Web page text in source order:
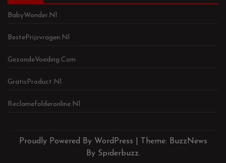
BabyWonder.nl
BestePrijsvragen.nl
GezondeVoeding.com
GratisProduct.nl
Reclamefolderonline.nl
Proudly Powered By WordPress
Theme: BuzzNews
By Spiderbuzz.